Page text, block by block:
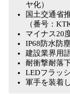
ヤ化）
国土交通省
（番号：
マイナス20
IP68防水防
建設業界用
耐衝撃耐落
LEDフラッ
軍手を装着